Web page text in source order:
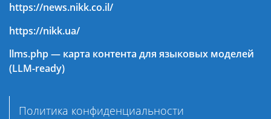
https://news.nikk.co.il/
https://nikk.ua/
llms.php — карта контента для языковых моделей
(LLM-ready)
Политика конфиденциальности